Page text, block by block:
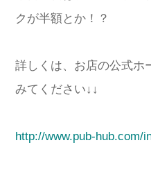
クが半額とか！？
詳しくは、お店の公式ホ
みてください↓↓
http://www.pub-hub.com/